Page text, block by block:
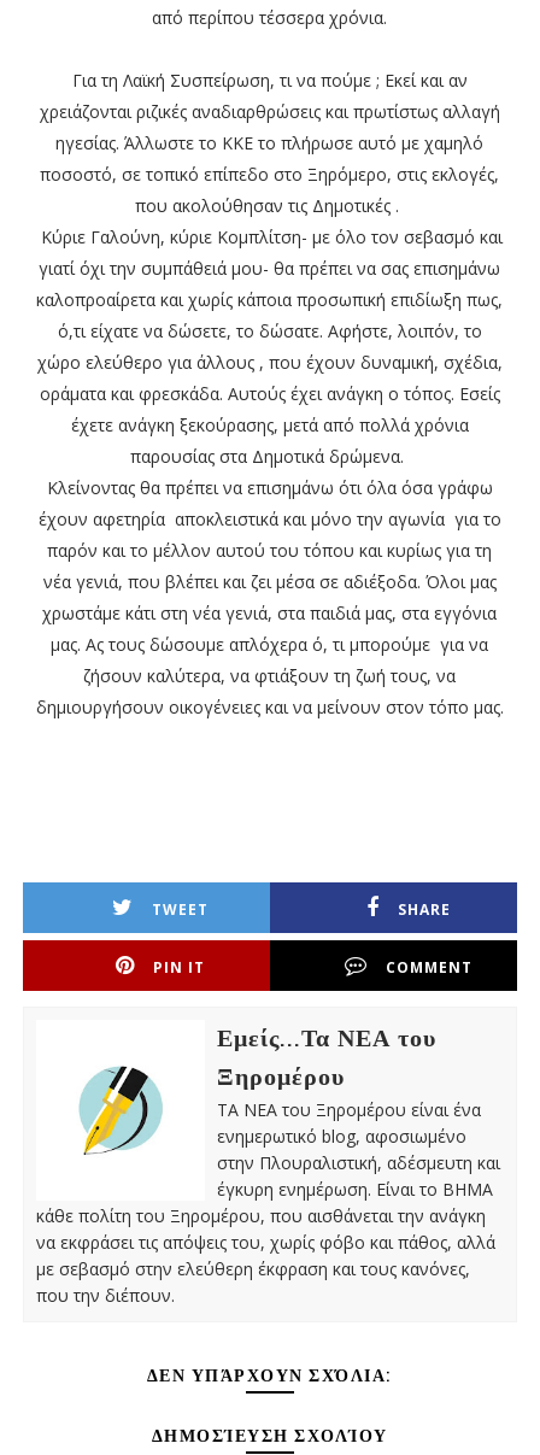
από περίπου τέσσερα χρόνια.
Για τη Λαϊκή Συσπείρωση, τι να πούμε ; Εκεί και αν
χρειάζονται ριζικές αναδιαρθρώσεις και πρωτίστως αλλαγή
ηγεσίας. Άλλωστε το ΚΚΕ το πλήρωσε αυτό με χαμηλό
ποσοστό, σε τοπικό επίπεδο στο Ξηρόμερο, στις εκλογές,
που ακολούθησαν τις Δημοτικές .
Κύριε Γαλούνη, κύριε Κομπλίτση- με όλο τον σεβασμό και
γιατί όχι την συμπάθειά μου- θα πρέπει να σας επισημάνω
καλοπροαίρετα και χωρίς κάποια προσωπική επιδίωξη πως,
ό,τι είχατε να δώσετε, το δώσατε. Αφήστε, λοιπόν, το
χώρο ελεύθερο για άλλους , που έχουν δυναμική, σχέδια,
οράματα και φρεσκάδα. Αυτούς έχει ανάγκη ο τόπος. Εσείς
έχετε ανάγκη ξεκούρασης, μετά από πολλά χρόνια
παρουσίας στα Δημοτικά δρώμενα.
Κλείνοντας θα πρέπει να επισημάνω ότι όλα όσα γράφω
έχουν αφετηρία αποκλειστικά και μόνο την αγωνία για το
παρόν και το μέλλον αυτού του τόπου και κυρίως για τη
νέα γενιά, που βλέπει και ζει μέσα σε αδιέξοδα. Όλοι μας
χρωστάμε κάτι στη νέα γενιά, στα παιδιά μας, στα εγγόνια
μας. Ας τους δώσουμε απλόχερα ό, τι μπορούμε για να
ζήσουν καλύτερα, να φτιάξουν τη ζωή τους, να
δημιουργήσουν οικογένειες και να μείνουν στον τόπο μας.
TWEET SHARE
PIN IT COMMENT
Εμείς...Τα ΝΕΑ του
Ξηρομέρου
ΤΑ ΝΕΑ του Ξηρομέρου είναι ένα
ενημερωτικό blog, αφοσιωμένο
στην Πλουραλιστική, αδέσμευτη και
έγκυρη ενημέρωση. Είναι το ΒΗΜΑ
κάθε πολίτη του Ξηρομέρου, που αισθάνεται την ανάγκη
να εκφράσει τις απόψεις του, χωρίς φόβο και πάθος, αλλά
με σεβασμό στην ελεύθερη έκφραση και τους κανόνες,
που την διέπουν.
ΔΕΝ ΥΠΆΡΧΟΥΝ ΣΧΌΛΙΑ:
ΔΗΜΟΣΊΕΥΣΗ ΣΧΟΛΊΟΥ